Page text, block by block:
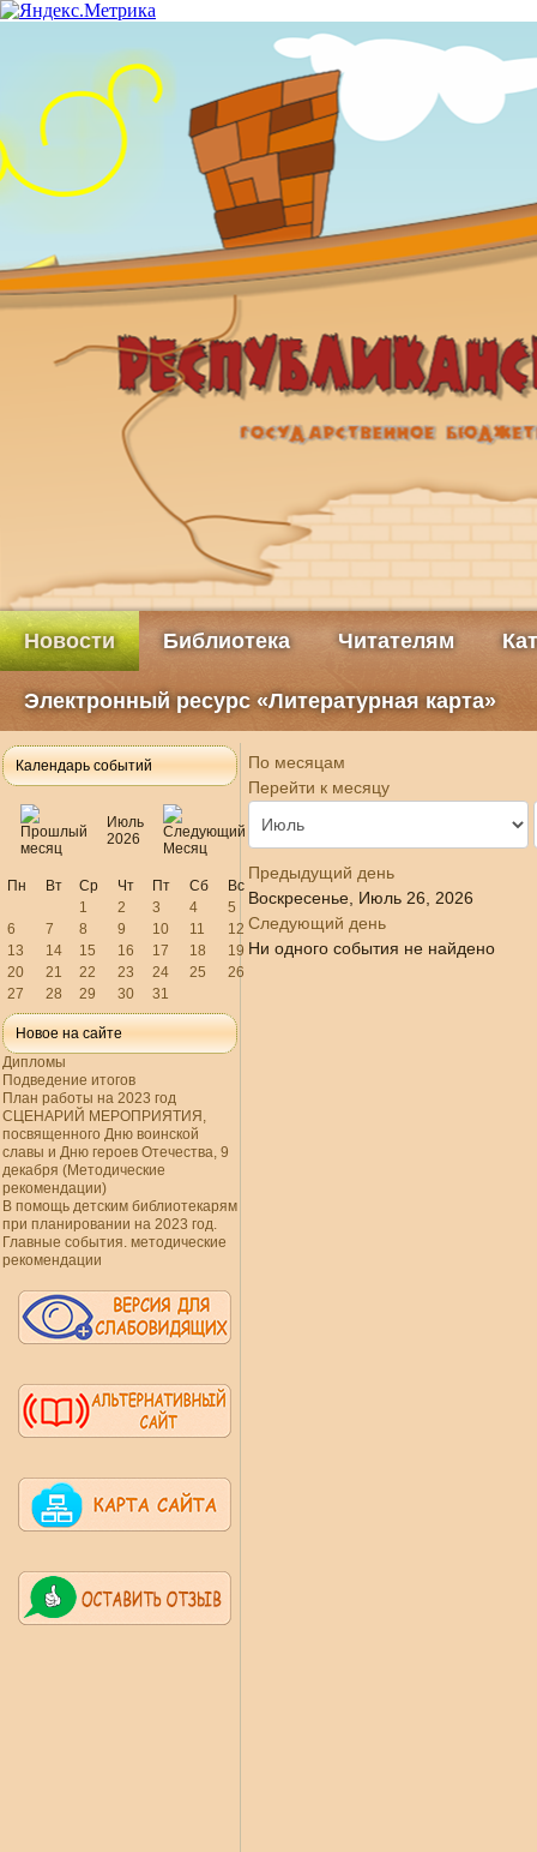
Новости Библиотека Читателям
Электронный ресурс «Литературная карта»
Календарь событий
Июль
2026
Пн Вт Ср Чт Пт Сб
Вс
1
2 3 4
5
6
7 8 9 10 11
12
13
14 15 16 17 18
19
20
21 22 23 24 25
26
27
28 29 30 31
Новое на сайте
Дипломы
Подведение итогов
План работы на 2023 год
СЦЕНАРИЙ МЕРОПРИЯТИЯ,
посвященного Дню воинской
славы и Дню героев Отечества, 9
декабря (Методические
рекомендации)
В помощь детским библиотекарям
при планировании на 2023 год.
Главные события. методические
рекомендации
По месяцам
Перейти к месяцу
Предыдущий день
Воскресенье, Июль 26, 2026
Следующий день
Ни одного события не найдено